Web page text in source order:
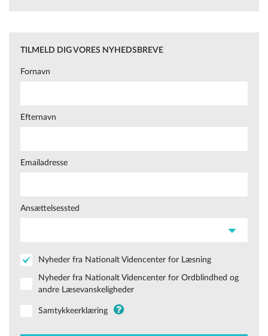
TILMELD DIG VORES NYHEDSBREVE
Fornavn
Efternavn
Emailadresse
Ansættelsessted
Nyheder fra Nationalt Videncenter for Læsning
Nyheder fra Nationalt Videncenter for Ordblindhed og
andre Læsevanskeligheder
Samtykkeerklæring